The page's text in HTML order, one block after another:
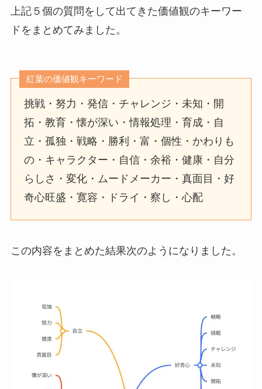
上記５個の質問をして出てきた価値観のキーワー
ドをまとめてみました。
紅葉の価値観キーワード
挑戦・努力・発信・チャレンジ・未知・開
拓・教育・懐が深い・情報処理・育成・自
立・孤独・戦略・勝利・富・個性・かわりも
の・キャラクター・自信・余裕・健康・自分
らしさ・変化・ムードメーカー・真面目・好
奇心旺盛・寛容・ドライ・察し・心配
この内容をまとめた結果次のようになりました。